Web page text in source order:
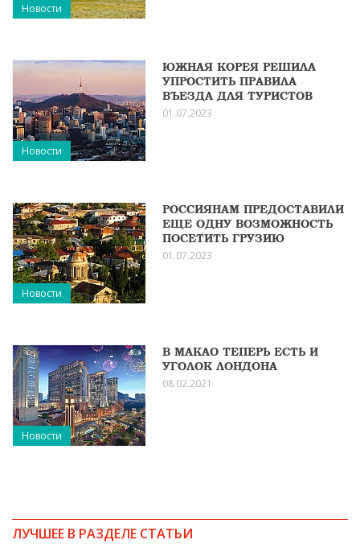
Новости
Новости
ЮЖНАЯ КОРЕЯ РЕШИЛА
УПРОСТИТЬ ПРАВИЛА
ВЪЕЗДА ДЛЯ ТУРИСТОВ
01.07.2023
Новости
РОССИЯНАМ ПРЕДОСТАВИЛИ
ЕЩЕ ОДНУ ВОЗМОЖНОСТЬ
ПОСЕТИТЬ ГРУЗИЮ
01.07.2023
Новости
В МАКАО ТЕПЕРЬ ЕСТЬ И
УГОЛОК ЛОНДОНА
08.02.2021
ЛУЧШЕЕ В РАЗДЕЛЕ СТАТЬИ